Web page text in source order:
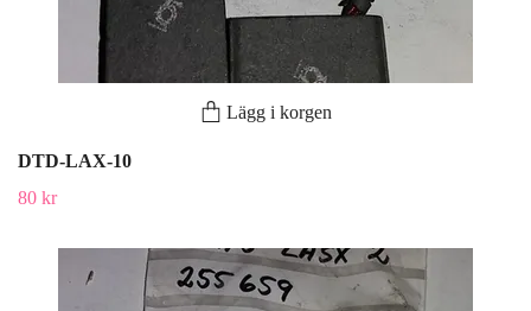
Lägg i korgen
DTD-LAX-10
80 kr